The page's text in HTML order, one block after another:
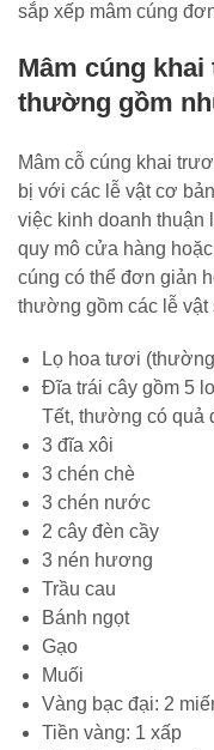
sắp xếp mâm cúng
Mâm cúng
thường gồm
Mâm cỗ cúng khai
bị với các lễ vật cơ
việc kinh doanh thuận
quy mô cửa hàng
cúng có thể đơn giản
thường gồm các lễ vật
Lọ hoa tươi
Đĩa trái cây gồm 5
Tết, thường có quả
3 đĩa xôi
3 chén chè
3 chén nước
2 cây đèn cầy
3 nén hương
Trầu cau
Bánh ngọt
Gạo
Muối
Vàng bạc đại: 2
Tiền vàng: 1 xấp